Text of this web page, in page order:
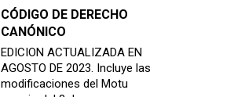
CÓDIGO DE DERECHO
CANÓNICO
EDICION ACTUALIZADA EN
AGOSTO DE 2023. Incluye las
modificaciones del Motu